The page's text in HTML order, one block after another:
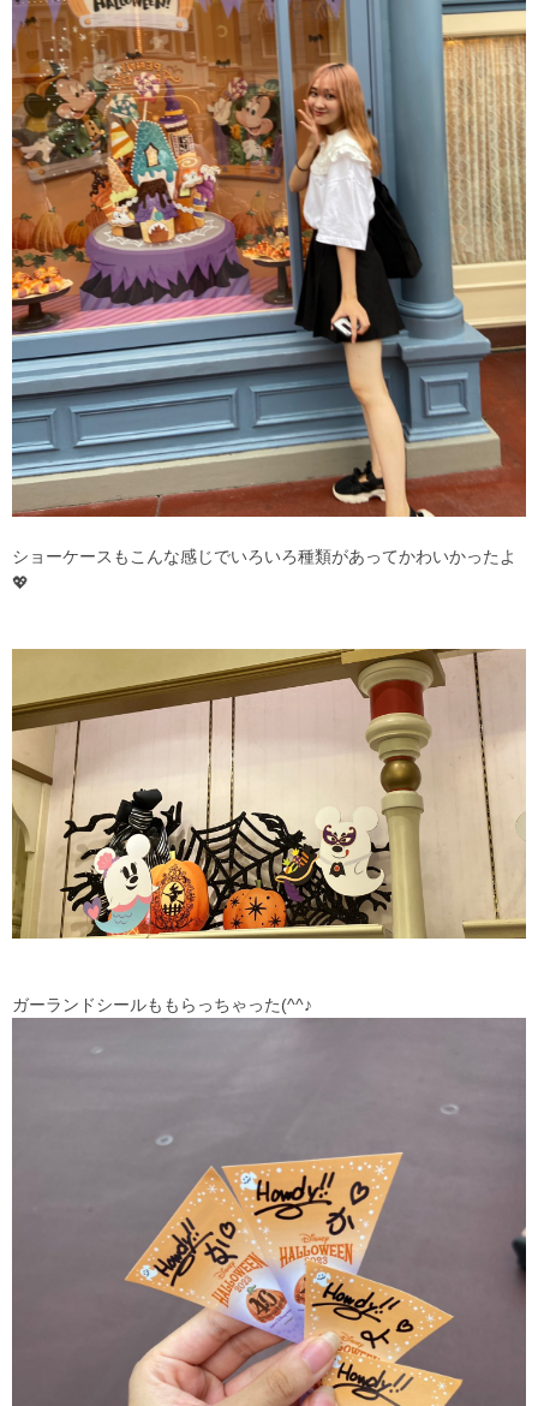
ショーケースもこんな感じでいろいろ種類があってかわいかったよ
💖
ガーランドシールももらっちゃった(^^♪